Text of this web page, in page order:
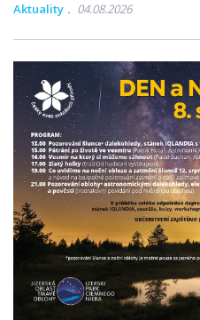
Aktuality 04.08.2026